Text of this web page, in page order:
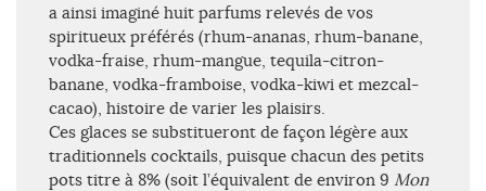
a ainsi imaginé huit parfums relevés de vos
spiritueux préférés (rhum-ananas, rhum-banane,
vodka-fraise, rhum-mangue, tequila-citron-
banane, vodka-framboise, vodka-kiwi et mezcal-
cacao), histoire de varier les plaisirs.
Ces glaces se substitueront de façon légère aux
traditionnels cocktails, puisque chacun des petits
pots titre à 8% (soit l’équivalent de environ 9 Mon